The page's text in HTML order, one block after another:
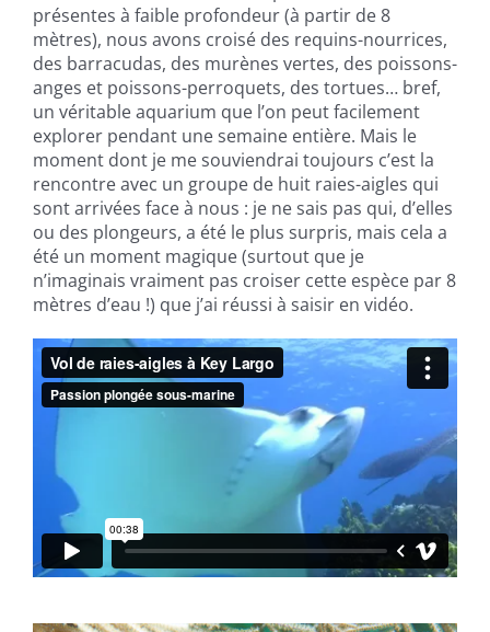
présentes à faible profondeur (à partir de 8
mètres), nous avons croisé des requins-nourrices,
des barracudas, des murènes vertes, des poissons-
anges et poissons-perroquets, des tortues… bref,
un véritable aquarium que l’on peut facilement
explorer pendant une semaine entière. Mais le
moment dont je me souviendrai toujours c’est la
rencontre avec un groupe de huit raies-aigles qui
sont arrivées face à nous : je ne sais pas qui, d’elles
ou des plongeurs, a été le plus surpris, mais cela a
été un moment magique (surtout que je
n’imaginais vraiment pas croiser cette espèce par 8
mètres d’eau !) que j’ai réussi à saisir en vidéo.